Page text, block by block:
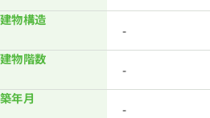
建物構造
-
建物階数
-
築年月
-